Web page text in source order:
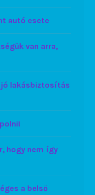
autó esete
van arra,
jó lakásbiztosítás
hogy nem így
a belső